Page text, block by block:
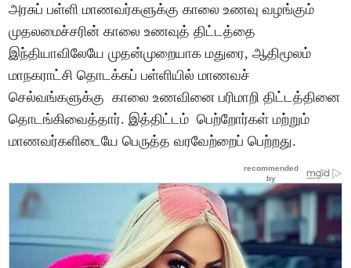
அரசுப் பள்ளி மாணவர்களுக்கு காலை உணவு வழங்கும்
முதலமைச்சரின் காலை உணவுத் திட்டத்தை
இந்தியாவிலேயே முதன்முறையாக மதுரை, ஆதிமூலம்
மாநகராட்சி தொடக்கப் பள்ளியில் மாணவச்
செல்வங்களுக்கு காலை உணவினை பரிமாறி திட்டத்தினை
தொடங்கிவைத்தார். இத்திட்டம் பெற்றோர்கள் மற்றும்
மாணவர்களிடையே பெருத்த வரவேற்றைப் பெற்றது.